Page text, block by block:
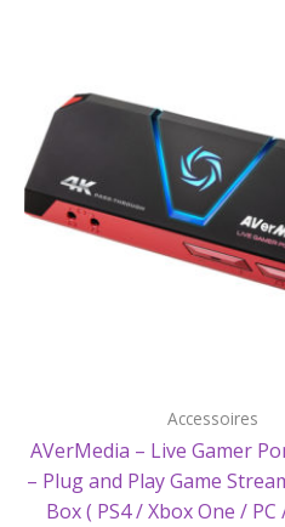
Accessoires
AVerMedia – Live Gamer
– Plug and Play Game
Box ( PS4 / Xbox One /